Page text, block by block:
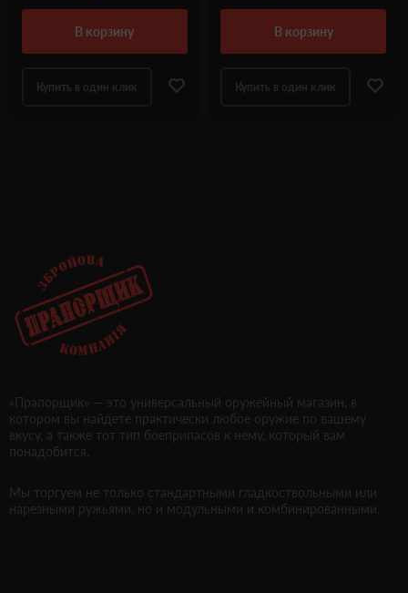
в корзину
Купить в один клик
в корзину
Купить в один клик
«Прапорщик» — это универсальный оружейный магазин, в
котором вы найдете практически любое оружие по вашему
вкусу, а также тот тип боеприпасов к нему, который вам
понадобится.
Мы торгуем не только стандартными гладкоствольными или
нарезными ружьями, но и модульными и комбинированными.